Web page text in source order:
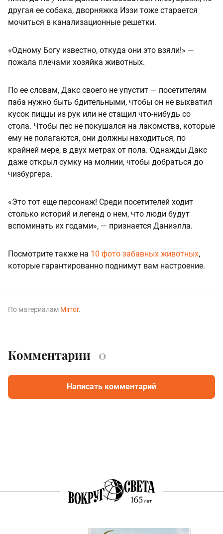
другая ее собака, дворняжка Иззи тоже старается
мочиться в канализационные решетки.
«Одному Богу известно, откуда они это взяли!» —
пожала плечами хозяйка животных.
По ее словам, Дакс своего не упустит — посетителям
паба нужно быть бдительными, чтобы он не выхватил
кусок пиццы из рук или не стащил что-нибудь со
стола. Чтобы пес не покушался на лакомства, которые
ему не полагаются, они должны находиться, по
крайней мере, в двух метрах от пола. Однажды Дакс
даже открыл сумку на молнии, чтобы добраться до
чизбургера.
«Это тот еще персонаж! Среди посетителей ходит
столько историй и легенд о нем, что люди будут
вспоминать их годами», — признается Даниэлла.
Посмотрите также на 10 фото забавных животных,
которые гарантированно поднимут вам настроение.
По материалам Mirror.
Комментарии 0
Написать комментарий